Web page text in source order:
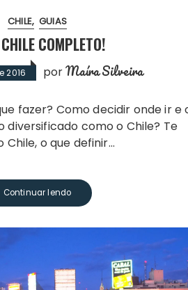
CHILE GUIAS
COMPLETO!
2016 porMaíra Silveira
diversificado como o Chile? Te
Chile, o que definir…
Continuar lendo